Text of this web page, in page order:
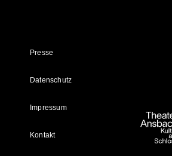
Presse
Datenschutz
Impressum
Kontakt